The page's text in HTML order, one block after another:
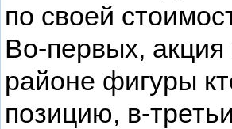
по своей
Во-первых, акция
районе фигуры
позицию, в-